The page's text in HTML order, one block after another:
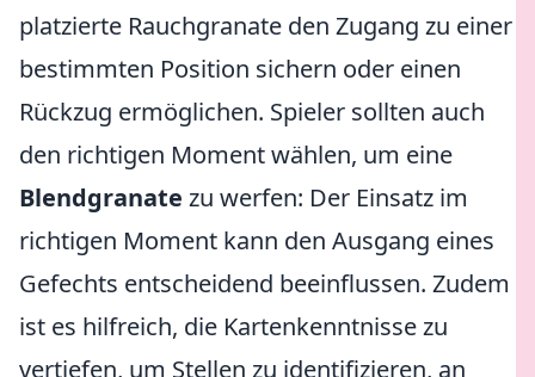
platzierte Rauchgranate den Zugang zu einer
bestimmten Position sichern oder einen
Rückzug ermöglichen. Spieler sollten auch
den richtigen Moment wählen, um eine
Blendgranate zu werfen: Der Einsatz im
richtigen Moment kann den Ausgang eines
Gefechts entscheidend beeinflussen. Zudem
ist es hilfreich, die Kartenkenntnisse zu
vertiefen, um Stellen zu identifizieren, an